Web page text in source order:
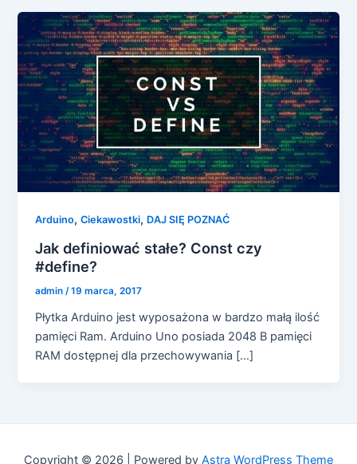
Arduino,Ciekawostki, DAJ SIĘ POZNAĆ
Jak definiować stałe? Const czy
#define?
admin/19 marca, 2017
Płytka Arduino jest wyposażona w bardzo małą ilość
pamięci Ram. Arduino Uno posiada 2048 B pamięci
RAM dostępnej dla przechowywania […]
Copyright © 2026 | Powered by Astra WordPress Theme